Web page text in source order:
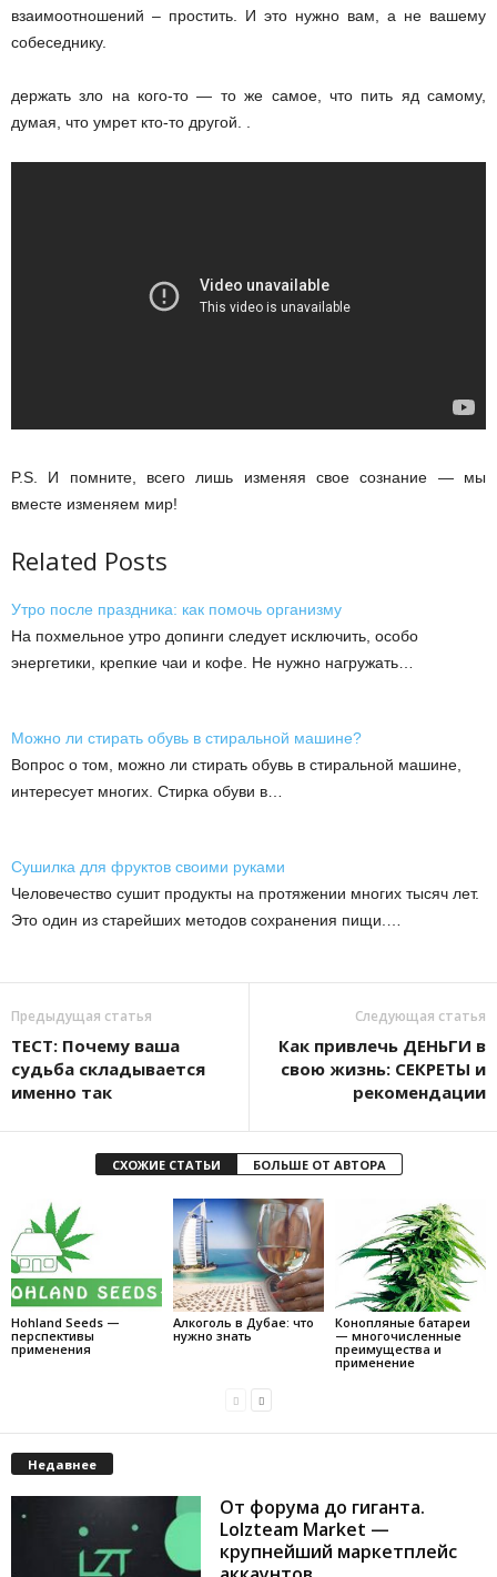
взаимоотношений – простить. И это нужно вам, а не вашему
собеседнику.
держать зло на кого-то — то же самое, что пить яд самому,
думая, что умрет кто-то другой. .
P.S. И помните, всего лишь изменяя свое сознание — мы
вместе изменяем мир!
Related Posts
Утро после праздника: как помочь организму
На похмельное утро допинги следует исключить, особо
энергетики, крепкие чаи и кофе. Не нужно нагружать…
Можно ли стирать обувь в стиральной машине?
Вопрос о том, можно ли стирать обувь в стиральной машине,
интересует многих. Стирка обуви в…
Сушилка для фруктов своими руками
Человечество сушит продукты на протяжении многих тысяч лет.
Это один из старейших методов сохранения пищи.…
Предыдущая статья
ТЕСТ: Почему ваша
судьба складывается
именно так
Следующая статья
Как привлечь ДЕНЬГИ в
свою жизнь: СЕКРЕТЫ и
рекомендации
СХОЖИЕ СТАТЬИ БОЛЬШЕ ОТ АВТОРА
Hohland Seeds —
перспективы
применения
Алкоголь в Дубае: что
нужно знать
Конопляные батареи
— многочисленные
преимущества и
применение
Недавнее
От форума до гиганта.
Lolzteam Market —
крупнейший маркетплейс